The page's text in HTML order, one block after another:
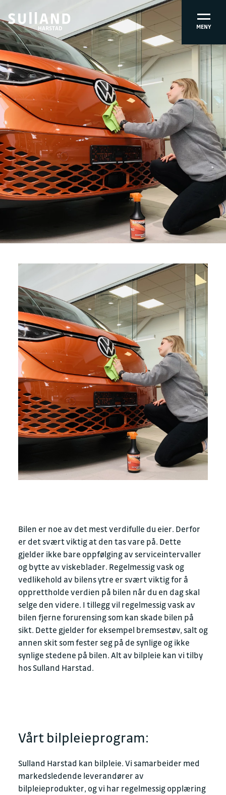
HARSTAD MENY
Bilen er noe av det mest verdifulle du eier. Derfor
er det svært viktig at den tas vare på. Dette
gjelder ikke bare oppfølging av serviceintervaller
og bytte av viskeblader. Regelmessig vask og
vedlikehold av bilens ytre er svært viktig for å
opprettholde verdien på bilen når du en dag skal
selge den videre. I tillegg vil regelmessig vask av
bilen fjerne forurensing som kan skade bilen på
sikt. Dette gjelder for eksempel bremsestøv, salt og
annen skit som fester seg på de synlige og ikke
synlige stedene på bilen. Alt av bilpleie kan vi tilby
hos Sulland Harstad.
Vårt bilpleieprogram:
Sulland Harstad kan bilpleie. Vi samarbeider med
markedsledende leverandører av
bilpleieprodukter, og vi har regelmessig opplæring